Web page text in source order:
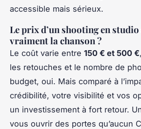
accessible mais sérieux.
Le prix d’un shooting en
vraiment la chanson ?
Le coût varie entre 150 € et 500 €
les retouches et le nombre de
budget, oui. Mais comparé à
crédibilité, votre visibilité et vos
un investissement à fort retour.
vous ouvrir des portes qu’aucun